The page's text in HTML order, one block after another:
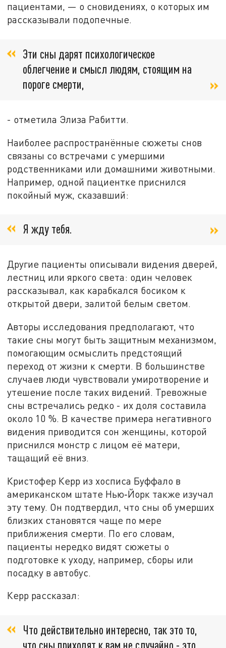
пациентами, — о сновидениях, о которых им
рассказывали подопечные.
Эти сны дарят психологическое
облегчение и смысл людям, стоящим на
пороге смерти,
- отметила Элиза Рабитти.
Наиболее распространённые сюжеты снов
связаны со встречами с умершими
родственниками или домашними животными.
Например, одной пациентке приснился
покойный муж, сказавший:
Я жду тебя.
Другие пациенты описывали видения дверей,
лестниц или яркого света: один человек
рассказывал, как карабкался босиком к
открытой двери, залитой белым светом.
Авторы исследования предполагают, что
такие сны могут быть защитным механизмом,
помогающим осмыслить предстоящий
переход от жизни к смерти. В большинстве
случаев люди чувствовали умиротворение и
утешение после таких видений. Тревожные
сны встречались редко - их доля составила
около 10 %. В качестве примера негативного
видения приводится сон женщины, которой
приснился монстр с лицом её матери,
тащащий её вниз.
Кристофер Керр из хосписа Буффало в
американском штате Нью‑Йорк также изучал
эту тему. Он подтвердил, что сны об умерших
близких становятся чаще по мере
приближения смерти. По его словам,
пациенты нередко видят сюжеты о
подготовке к уходу, например, сборы или
посадку в автобус.
Керр рассказал:
Что действительно интересно, так это то,
что сны приходят к вам не случайно - это